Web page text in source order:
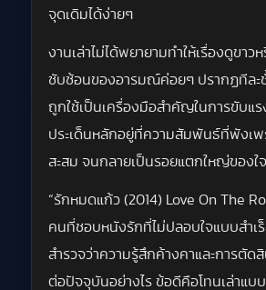
จุดเดิมได้ง่ายๆ
งานเล่าไม่ได้พยายามทำให้เรื่องดูขาว
ซับซ้อนของอารมณ์ค่อยๆ ปรากฏทีละ
ถูกใช้เป็นเครื่องมือสำคัญในการขับแ
ประเด็นหลักอยู่ที่ความสัมพันธ์ที่พังเพ
สะสม จนกลายเป็นรอยแตกใหญ่ของใจ
“รักหมดแก้ว (2014) Love On The
คนที่ชอบหนังรักที่ไม่ปลอบใจแบบสำเ
สำรวจว่าความรู้สึกค้างคาและการตัด
ต่อปัจจุบันอย่างไร ข้อดีคือโทนเล่าแบ